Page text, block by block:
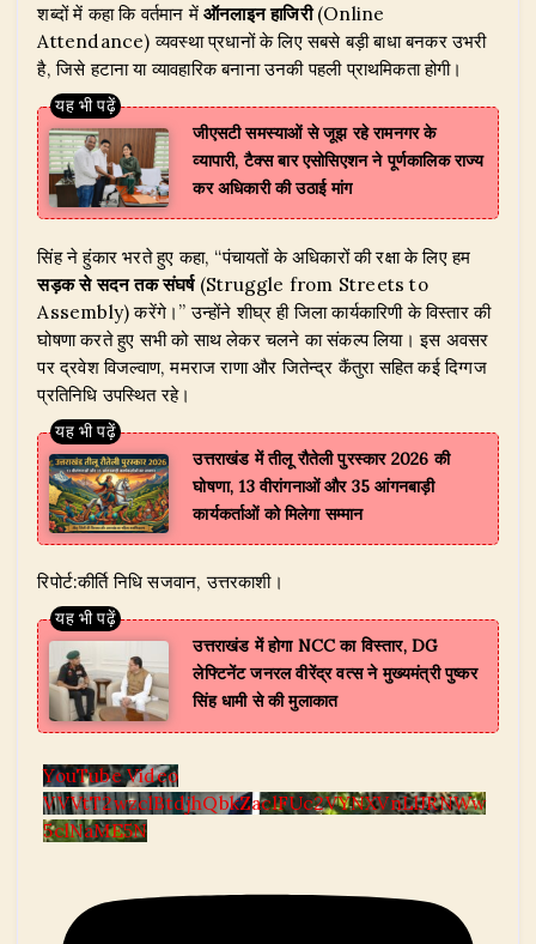
शब्दों में कहा कि वर्तमान में ऑनलाइन हाजिरी(Online
Attendance) व्यवस्था प्रधानों के लिए सबसे बड़ी बाधा बनकर उभरी
है, जिसे हटाना या व्यावहारिक बनाना उनकी पहली प्राथमिकता होगी।
जीएसटी समस्याओं से जूझ रहे रामनगर के
व्यापारी, टैक्स बार एसोसिएशन ने पूर्णकालिक राज्य
कर अधिकारी की उठाई मांग
​सिंह ने हुंकार भरते हुए कहा, “पंचायतों के अधिकारों की रक्षा के लिए हम
सड़क से सदन तक संघर्ष(Struggle from Streets to
Assembly) करेंगे।” उन्होंने शीघ्र ही जिला कार्यकारिणी के विस्तार की
घोषणा करते हुए सभी को साथ लेकर चलने का संकल्प लिया। इस अवसर
पर द्रवेश विजल्वाण, ममराज राणा और जितेन्द्र कैंतुरा सहित कई दिग्गज
प्रतिनिधि उपस्थित रहे।
उत्तराखंड में तीलू रौतेली पुरस्कार 2026 की
घोषणा, 13 वीरांगनाओं और 35 आंगनबाड़ी
कार्यकर्ताओं को मिलेगा सम्मान
रिपोर्ट:कीर्ति निधि सजवान, उत्तरकाशी।
उत्तराखंड में होगा NCC का विस्तार, DG
लेफ्टिनेंट जनरल वीरेंद्र वत्स ने मुख्यमंत्री पुष्कर
सिंह धामी से की मुलाकात
YouTube Video
VVVtT2wzclBtdjhQbkZaclFUc2VYNXVnLlJRNWw
5clNaME5N